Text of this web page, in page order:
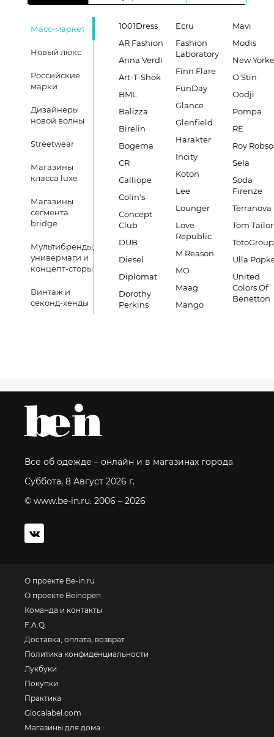
Масс-маркет
Новый люкс
Российские
марки
Дизайнеры
новой волны
Streetwear
Магазины
класса luxe
Магазины
сегмента
bridge
Мультибренды,
универмаги и
концепт-сторы
Винтаж и
секонд-хенды
1001Dress
AR Fashion
Anna Verdi
Art-T-Shok
BML
Balizza
Birelin
Bogema
CR
Calliope
Colin's
Concept
Club
DUB
Diesel
Diplomat
Dorothy
Perkins
Ecru
Fashion
Laboratory
Finn Flare
FunDay
Glance
Glenfield
Harakter
Incity
Koton
Lee
Lounger
Love
Republic
M.Reason
MO
Maag
Mango
Mavi
Modis
New
O'Stin
Oodji
Pompa
RE
Roy
Sela
Soda
Firenze
Terranova
Tom Tailor
TotoGroup
Ulla
United
Colors Of
Benetton
Все об одежде – онлайн и в магазинах города
Суббота, 8 Август 2026 г.
© www.be-in.ru. 2006 – 2026
О проекте Be-in.ru
О проекте Beinopen
Команда и контакты
F.A.Q.
Доставка, оплата, возврат
Политика конфиденциальности
Лукбуки
Покупки
Практика
Glocalabel.com
Магазины для дома